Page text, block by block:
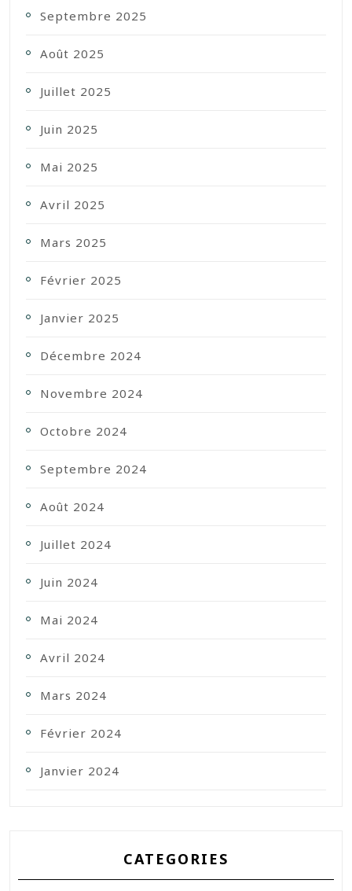
Septembre 2025
Août 2025
Juillet 2025
Juin 2025
Mai 2025
Avril 2025
Mars 2025
Février 2025
Janvier 2025
Décembre 2024
Novembre 2024
Octobre 2024
Septembre 2024
Août 2024
Juillet 2024
Juin 2024
Mai 2024
Avril 2024
Mars 2024
Février 2024
Janvier 2024
CATEGORIES